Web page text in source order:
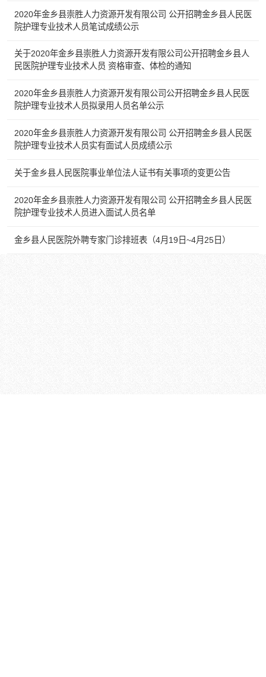
2020年金乡县崇胜人力资源开发有限公司 公开招聘金乡县人民医
院护理专业技术人员笔试成绩公示
关于2020年金乡县崇胜人力资源开发有限公司公开招聘金乡县人
民医院护理专业技术人员 资格审查、体检的通知
2020年金乡县崇胜人力资源开发有限公司公开招聘金乡县人民医
院护理专业技术人员拟录用人员名单公示
2020年金乡县崇胜人力资源开发有限公司 公开招聘金乡县人民医
院护理专业技术人员实有面试人员成绩公示
关于金乡县人民医院事业单位法人证书有关事项的变更公告
2020年金乡县崇胜人力资源开发有限公司 公开招聘金乡县人民医
院护理专业技术人员进入面试人员名单
金乡县人民医院外聘专家门诊排班表（4月19日~4月25日）